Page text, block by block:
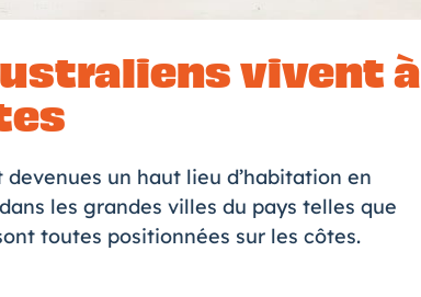
vivent à
un haut lieu d’habitation en
les grandes villes du pays telles que
toutes positionnées sur les côtes.